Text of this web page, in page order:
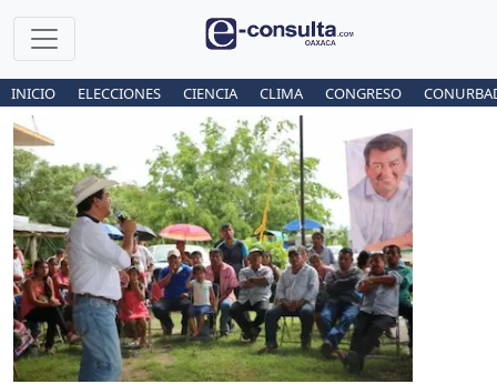
INICIO ELECCIONES CIENCIA CLIMA CONGRESO